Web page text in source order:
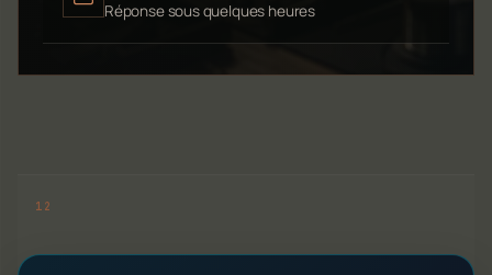
Réponse sous quelques heures